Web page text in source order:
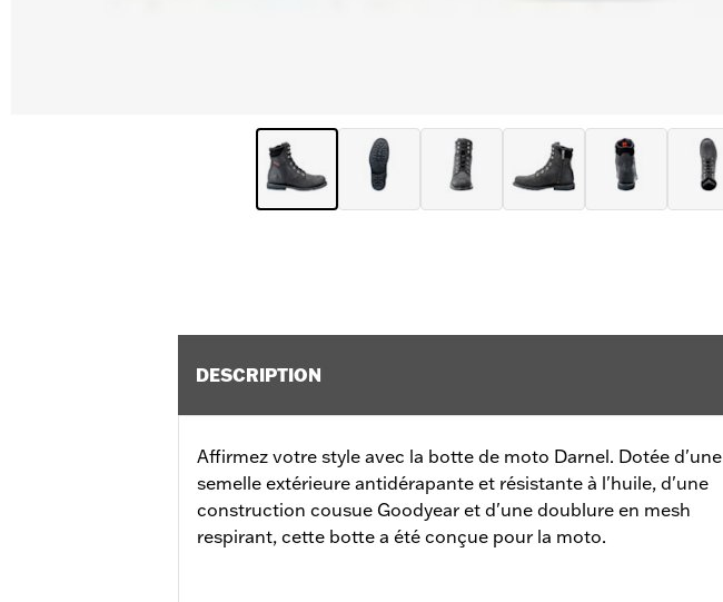
DESCRIPTION
Affirmez votre style avec la botte de moto Darnel. Dotée d'une
semelle extérieure antidérapante et résistante à l'huile, d'une
construction cousue Goodyear et d'une doublure en mesh
respirant, cette botte a été conçue pour la moto.